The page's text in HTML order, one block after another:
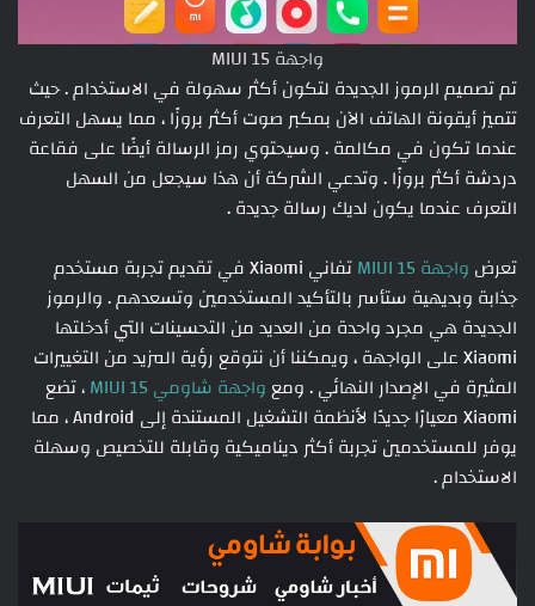
واجهة MIUI 15
تم تصميم الرموز الجديدة لتكون أكثر سهولة في الاستخدام . حيث
تتميز أيقونة الهاتف الآن بمكبر صوت أكثر بروزًا ، مما يسهل التعرف
عندما تكون في مكالمة . وسيحتوي رمز الرسالة أيضًا على فقاعة
دردشة أكثر بروزًا . وتدعي الشركة أن هذا سيجعل من السهل
التعرف عندما يكون لديك رسالة جديدة .
تعرض واجهة MIUI 15
تفاني Xiaomi في تقديم تجربة مستخدم
جذابة وبديهية ستأسر بالتأكيد المستخدمين وتسعدهم . والرموز
الجديدة هي مجرد واحدة من العديد من التحسينات التي أدخلتها
Xiaomi على الواجهة ، ويمكننا أن نتوقع رؤية المزيد من التغييرات
المثيرة في الإصدار النهائي . ومعواجهة شاومي MIUI 15
، تضع
Xiaomi معيارًا جديدًا لأنظمة التشغيل المستندة إلى Android ، مما
يوفر للمستخدمين تجربة أكثر ديناميكية وقابلة للتخصيص وسهلة
الاستخدام .